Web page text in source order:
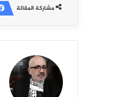
مشاركة المقالة